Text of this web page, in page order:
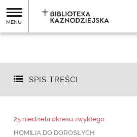
MENU
SPIS TREŚCI
25 niedziela okresu zwykłego
HOMILIA DO DOROSŁYCH